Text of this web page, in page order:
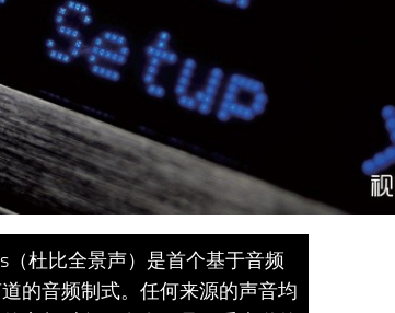
（杜比全景声）是首个基于音频
的音频制式。任何来源的声音均